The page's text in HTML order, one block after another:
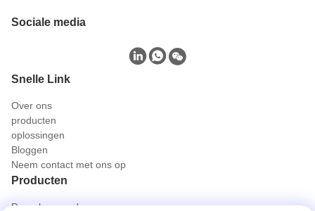
Sociale media
Snelle Link
Over ons
producten
oplossingen
Bloggen
Neem contact met ons op
Producten
Draagbare endoscoopcamera